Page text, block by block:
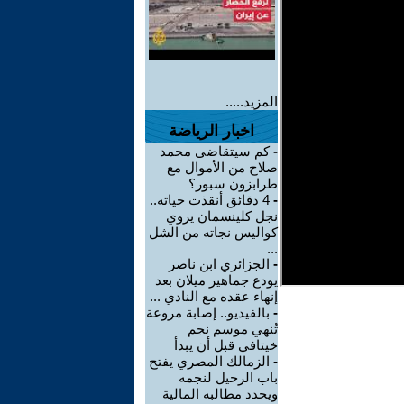
المزيد.....
اخبار الرياضة
-كم سيتقاضى محمد
صلاح من الأموال مع
طرابزون سبور؟
-
4 دقائق أنقذت حياته..
نجل كلينسمان يروي
كواليس نجاته من الشل
...
- الجزائري ابن ناصر
يودع جماهير ميلان بعد
إنهاء عقده مع النادي ...
- بالفيديو.. إصابة مروعة
تُنهي موسم نجم
خيتافي قبل أن يبدأ
- الزمالك المصري يفتح
باب الرحيل لنجمه
ويحدد مطالبه المالية